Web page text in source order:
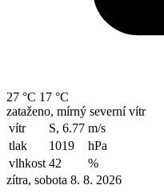
27 °C 17 °C
zataženo, mírný severní vítr
vítr
S, 6.77 m/s
tlak
1019
hPa
vlhkost 42
%
zítra, sobota 8. 8. 2026